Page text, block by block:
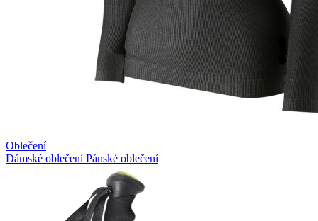
Oblečení
Dámské oblečeníPánské oblečení